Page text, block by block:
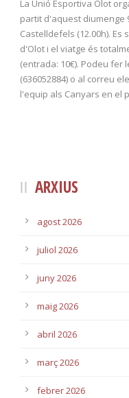
La Unió Esportiva Olot
partit d'aquest diumenge
Castelldefels (12.00h).
d'Olot i el viatge és
(entrada: 10€). Podeu fer
(636052884) o al correu
l'equip als Canyars en el
ARXIUS
agost 2026
juliol 2026
juny 2026
maig 2026
abril 2026
març 2026
febrer 2026